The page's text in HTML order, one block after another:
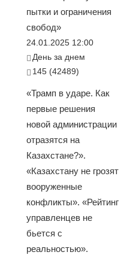
пытки и ограничения
свобод»
24.01.2025 12:00
День за днем
145 (42489)
«Трамп в ударе. Как
первые решения
новой администрации
отразятся на
Казахстане?».
«Казахстану не грозят
вооруженные
конфликты». «Рейтинг
управленцев не
бьется с
реальностью».